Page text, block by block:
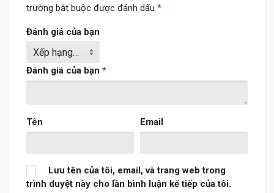
trường bắt buộc được đánh dấu *
Đánh giá của bạn
Đánh giá của bạn *
Tên Email
Lưu tên của tôi, email, và trang web trong
trình duyệt này cho lần bình luận kế tiếp của tôi.